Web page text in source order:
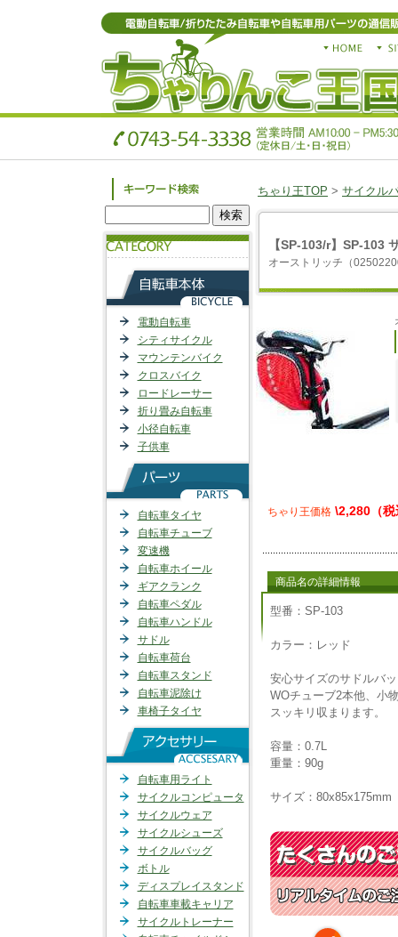
電動自転車
シティサイクル
マウンテンバイク
クロスバイク
ロードレーサー
折り畳み自転車
小径自転車
子供車
自転車タイヤ
自転車チューブ
変速機
自転車ホイール
ギアクランク
自転車ペダル
自転車ハンドル
サドル
自転車荷台
自転車スタンド
自転車泥除け
車椅子タイヤ
自転車用ライト
サイクルコンピュータ
サイクルウェア
サイクルシューズ
サイクルバッグ
ボトル
ディスプレイスタンド
自転車車載キャリア
サイクルトレーナー
ちゃり王TOP > サイクル
【SP-103/r】SP-103
オーストリッチ（
ちゃり王価格 \2,280（税
商品名の詳細情報
型番：SP-103
カラー：レッド
安心サイズのサドルバ
WOチューブ2本他、小
スッキリ収まります。
容量：0.7L
重量：90g
サイズ：80x85x175mm